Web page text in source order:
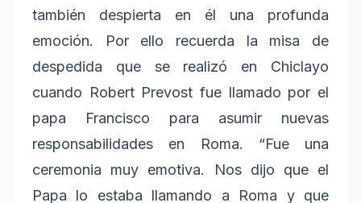
también despierta en él una profunda
emoción. Por ello recuerda la misa de
despedida que se realizó en Chiclayo
cuando Robert Prevost fue llamado por el
papa Francisco para asumir nuevas
responsabilidades en Roma. “Fue una
ceremonia muy emotiva. Nos dijo que el
Papa lo estaba llamando a Roma y que